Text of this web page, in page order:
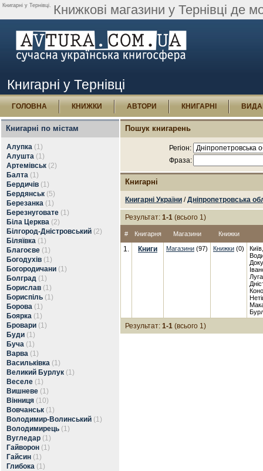
Книгарні у Тернівці. Книжкові магазини у Тернівці де
Книгарні у Тернівці
ГОЛОВНА КНИЖКИ АВТОРИ КНИГАРНІ
Книгарні по містам
Алупка (1)
Алушта (1)
Артемівськ (2)
Балта (1)
Бердичів (1)
Бердянськ (5)
Березанка (1)
Березнуговате (1)
Біла Церква (2)
Білгород-Дністровський (2)
Біляївка (1)
Благоєве (1)
Богодухів (1)
Богородичани (1)
Болград (1)
Борислав (1)
Бориспіль (1)
Борова (1)
Боярка (1)
Бровари (1)
Буди (1)
Буча (1)
Варва (1)
Васильківка (1)
Великий Бурлук (1)
Веселе (1)
Вишневе (1)
Вінниця (10)
Вовчанськ (1)
Володимир-Волинський (1)
Володимирець (1)
Вугледар (1)
Гайворон (1)
Гайсин (1)
Глибока (1)
Пошук книгарень
Регіон:
Фраза:
Книгарні
Книгарні України /Дніпропетровська
Результат: 1-1 (всього 1)
# Книгарня Магазини Книжки
1. Книги Магазини (97) Книжки (0)
Результат: 1-1 (всього 1)